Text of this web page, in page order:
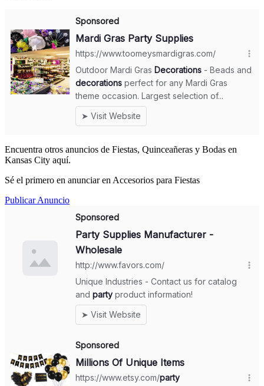
Encuentra otros anuncios de Fiestas, Quinceañeras y Bodas en
Kansas City aquí.
Sé el primero en anunciar en Accesorios para Fiestas
Publicar Anuncio